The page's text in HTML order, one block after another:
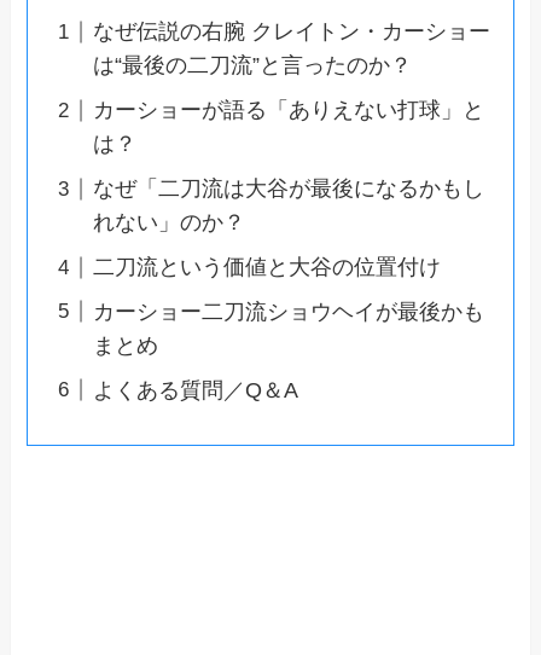
なぜ伝説の右腕 クレイトン・カーショー
は“最後の二刀流”と言ったのか？
カーショーが語る「ありえない打球」と
は？
なぜ「二刀流は大谷が最後になるかもし
れない」のか？
二刀流という価値と大谷の位置付け
カーショー二刀流ショウヘイが最後かも
まとめ
よくある質問／Q＆A